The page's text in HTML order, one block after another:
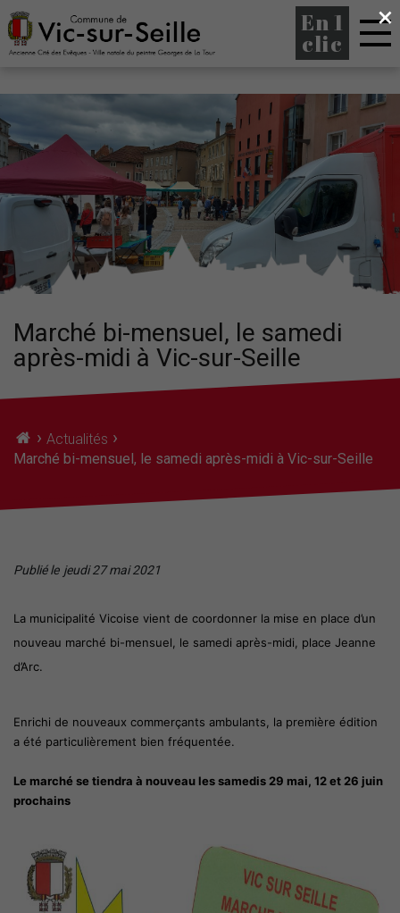
En 1
clic
Marché bi-mensuel, le samedi
après-midi à Vic-sur-Seille
› Actualités ›
Marché bi-mensuel, le samedi après-midi à Vic-sur-Seille
Publié le jeudi 27 mai 2021
La municipalité Vicoise vient de coordonner la mise en place d’un
nouveau marché bi-mensuel, le samedi après-midi, place Jeanne
d’Arc.
Enrichi de nouveaux commerçants ambulants, la première édition
a été particulièrement bien fréquentée.
Le marché se tiendra à nouveau les samedis 29 mai, 12 et 26 juin
prochains
×